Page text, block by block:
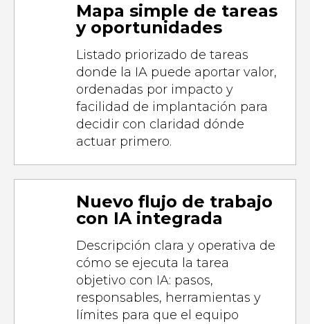
Mapa simple de tareas
y oportunidades
Listado priorizado de tareas
donde la IA puede aportar valor,
ordenadas por impacto y
facilidad de implantación para
decidir con claridad dónde
actuar primero.
Nuevo flujo de trabajo
con IA integrada
Descripción clara y operativa de
cómo se ejecuta la tarea
objetivo con IA: pasos,
responsables, herramientas y
límites para que el equipo